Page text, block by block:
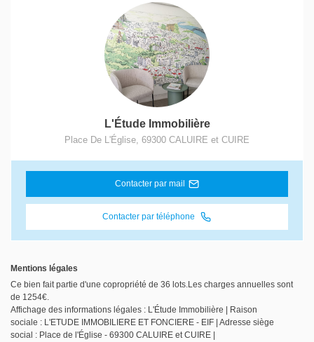
L'Étude Immobilière
Place De L'Église 69300 CALUIRE et CUIRE
Contacter par mail
Contacter par téléphone
Mentions légales
Ce bien fait partie d'une copropriété de 36 lots.Les charges annuelles sont
de 1254€.
Affichage des informations légales : L'Étude Immobilière | Raison
sociale : L'ETUDE IMMOBILIERE ET FONCIERE - EIF | Adresse siège
social : Place de l'Église - 69300 CALUIRE et CUIRE |